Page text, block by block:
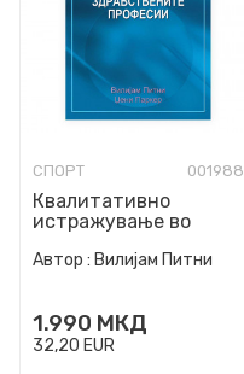
СПОРТ 001988
Квалитативно
истражување во
и во здравствените
Автор : Вилијам Питни
1.990 МКД
32,20 EUR